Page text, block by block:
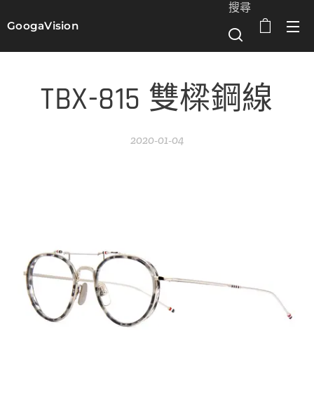
GoogaVision
搜尋
TBX-815 雙樑鋼線
2020-01-04